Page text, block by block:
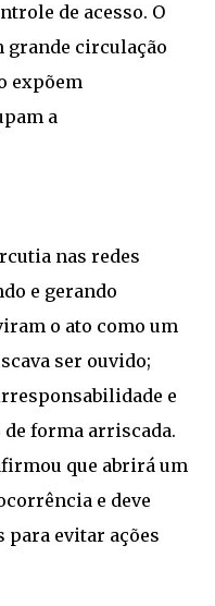
de acesso. O
grande circulação
expõem
a
nas redes
e gerando
o ato como um
ser ouvido;
e
forma arriscada.
que abrirá um
e deve
para evitar ações